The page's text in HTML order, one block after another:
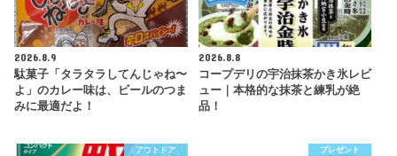
2026.8.9
駄菓子「タラタラしてんじゃね〜
よ」のカレー味は、ビールのつま
みに最適だよ！
2026.8.8
コープデリの宇治抹茶かき氷レビ
ュー｜本格的な抹茶と練乳が絶
品！
アウトドア プレゼント